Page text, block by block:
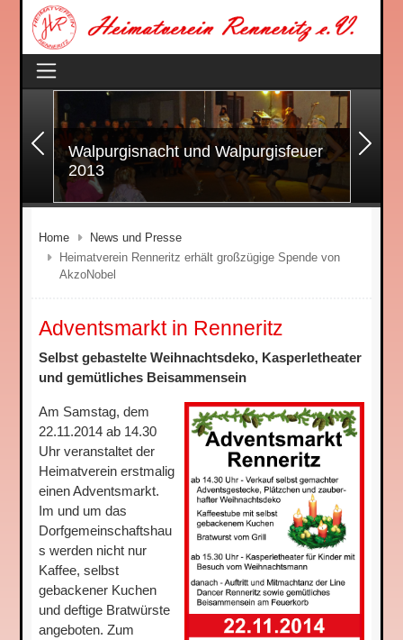
Zurück
Walpurgisnacht und Walpurgisfeuer
2013
Home
News und Presse
Heimatverein Renneritz erhält großzügige Spende von
AkzoNobel
Adventsmarkt in Renneritz
Selbst gebastelte Weihnachtsdeko, Kasperletheater
und gemütliches Beisammensein
Am Samstag, dem
22.11.2014 ab 14.30
Uhr veranstaltet der
Heimatverein erstmalig
einen Adventsmarkt.
Im und um das
Dorfgemeinschaftshau
s werden nicht nur
Kaffee, selbst
gebackener Kuchen
und deftige Bratwürste
angeboten. Zum